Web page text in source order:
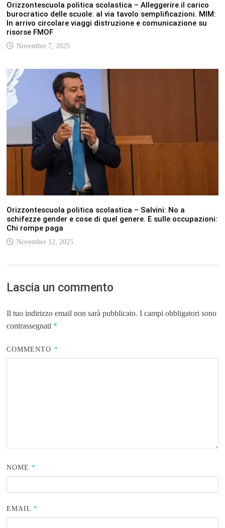
Orizzontescuola politica scolastica – Alleggerire il carico
burocratico delle scuole: al via tavolo semplificazioni. MIM:
In arrivo circolare viaggi distruzione e comunicazione su
risorse FMOF
Novembre 7, 2025
Orizzontescuola politica scolastica – Salvini: No a
schifezze gender e cose di quel genere. E sulle occupazioni:
Chi rompe paga
Novembre 12, 2025
Lascia un commento
Il tuo indirizzo email non sarà pubblicato. I campi obbligatori sono
contrassegnati *
COMMENTO *
NOME*
EMAIL*